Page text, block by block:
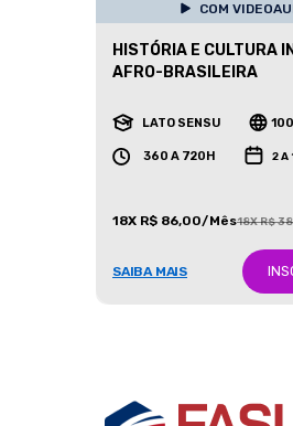
COM
HISTÓRIA E CULTURA
AFRO-BRASILEIRA
LATO SENSU
360 A 720H 2 A
18X R$ 86,00/Mês18X R$
SAIBA MAIS